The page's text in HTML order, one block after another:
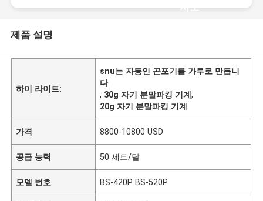
시오
제품 설명
하이 라이트:
snu는 자동인 곤포기를 가루로 만듭니
다
, 30g 자기 분말파킹 기계,
20g 자기 분말파킹 기계
가격 8800-10800 USD
공급 능력 50 세트/달
모델 번호 BS-420P BS-520P